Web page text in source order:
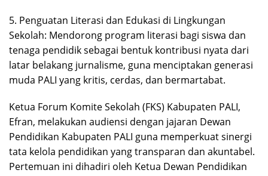
5. Penguatan Literasi dan Edukasi di Lingkungan
Sekolah: Mendorong program literasi bagi siswa dan
tenaga pendidik sebagai bentuk kontribusi nyata dari
latar belakang jurnalisme, guna menciptakan generasi
muda PALI yang kritis, cerdas, dan bermartabat.
Ketua Forum Komite Sekolah (FKS) Kabupaten PALI,
Efran, melakukan audiensi dengan jajaran Dewan
Pendidikan Kabupaten PALI guna memperkuat sinergi
tata kelola pendidikan yang transparan dan akuntabel.
Pertemuan ini dihadiri oleh Ketua Dewan Pendidikan